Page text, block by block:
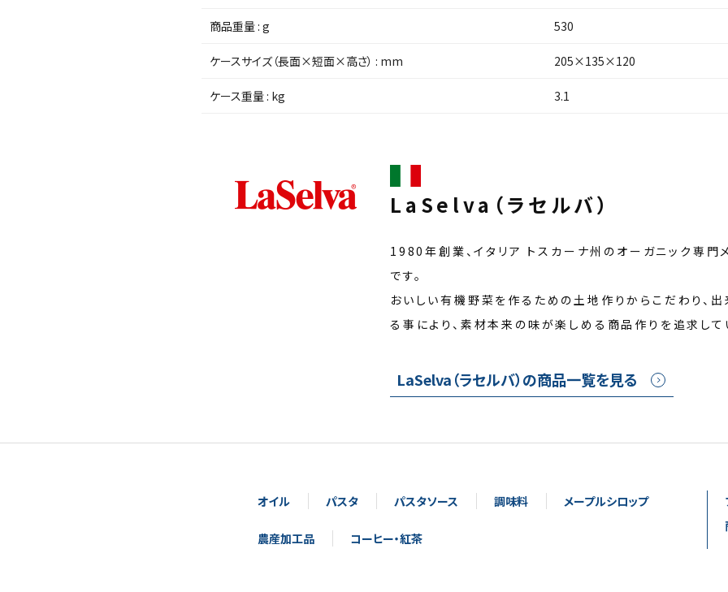
商品重量 : g 530
ケースサイズ（長面×短面×高さ） : mm 205×135×120
ケース重量 : kg 3.1
LaSelva （ラセルバ）
1980年創業、イタリア トスカーナ州のオーガニック専門
です。
おいしい有機野菜を作るための土地作りからこだわり、
る事により、素材本来の味が楽しめる商品作りを追求して
LaSelva（ラセルバ）の商品一覧を見る
オイル パスタ パスタソース 調味料 メープルシロップ
農産加工品 コーヒー・紅茶